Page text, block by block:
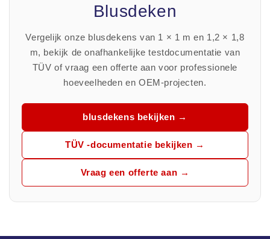
Blusdeken
Vergelijk onze blusdekens van 1 × 1 m en 1,2 × 1,8
m, bekijk de onafhankelijke testdocumentatie van
TÜV of vraag een offerte aan voor professionele
hoeveelheden en OEM-projecten.
blusdekens bekijken →
TÜV -documentatie bekijken →
Vraag een offerte aan →